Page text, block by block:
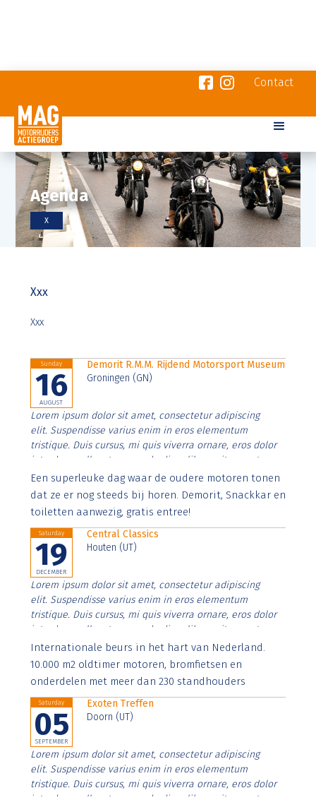
Contact
Agenda
X
Xxx
Xxx
Sunday
16
AUGUST
Demorit R.M.M. Rijdend Motorsport Museum
Groningen (GN)
Lorem ipsum dolor sit amet, consectetur adipiscing
elit. Suspendisse varius enim in eros elementum
tristique. Duis cursus, mi quis viverra ornare, eros dolor
interdum nulla, ut commodo diam libero vitae erat.
Aenean faucibus nibh et justo cursus id rutrum lorem
imperdiet. Nunc ut sem vitae risus tristique posuere.
Een superleuke dag waar de oudere motoren tonen
dat ze er nog steeds bij horen. Demorit, Snackkar en
toiletten aanwezig, gratis entree!
Saturday
19
DECEMBER
Central Classics
Houten (UT)
Lorem ipsum dolor sit amet, consectetur adipiscing
elit. Suspendisse varius enim in eros elementum
tristique. Duis cursus, mi quis viverra ornare, eros dolor
interdum nulla, ut commodo diam libero vitae erat.
Aenean faucibus nibh et justo cursus id rutrum lorem
imperdiet. Nunc ut sem vitae risus tristique posuere.
Internationale beurs in het hart van Nederland.
10.000 m2 oldtimer motoren, bromfietsen en
onderdelen met meer dan 230 standhouders
Saturday
05
SEPTEMBER
Exoten Treffen
Doorn (UT)
Lorem ipsum dolor sit amet, consectetur adipiscing
elit. Suspendisse varius enim in eros elementum
tristique. Duis cursus, mi quis viverra ornare, eros dolor
interdum nulla, ut commodo diam libero vitae erat.